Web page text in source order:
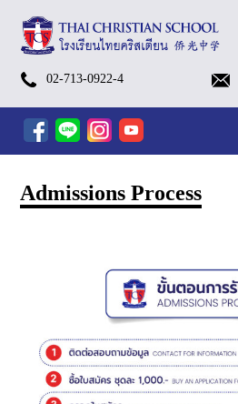
02-713-0922-4
(Thai)
ค่าย
ความ
พร้อม
(Prep
Camp)
(Thai)
G.1-
Summer
Camp
2026
(Thai)
Kindergarten
Camp
2026
(Thai)
Open
ระดับ
ประถม
ศึกษา
(Thai)
Open
ปฐมวัย
รอบ
พิเศษ
(Thai)
TCS
House
2025
–
ครั้ง
2
(Thai)
TCS
Camp
2025(Grade
1
–
(Thai)
TCS
Camp
2025
(Pre-
K
K.3)
(Thai)
อบรม
ปฏิบัติ
การ
AI
Tools
ครู
ยุค
More…
School
Calendar
Year
2025
Pay
the
fee
via
mobile
banking
(Thai)
ตัวอย่าง
นักเรียน
Payment
Methods
More…
课
Kindergarten
(Pre-
–
KG)
Primary
Level
–
G.6)
Secondary
Level
–
G.12)
后，
地
After
School
FORM
[1/2026]
Kindergarten
After
[1/2026]
After
School
[1/2026]
Edutainment
Programs
Small
Groups
&
Chi.)
[1/2026]
TCS
FOOTBALL
TCS
SWIMMING
与
施
School
Bus
Swimming
Classes
Library
School
Nurse
Brochures
Admissions
Process
Visa
for
Students
与
系
Alumni
EP1-
TCS
Talk
BB
and
(Chaplain
Dept.)
Contact
Information
History
Identity
&
Organization
Chart
TCSS
(Thai
Sapanluang
School)
Sapan
Luang
Admissions Process